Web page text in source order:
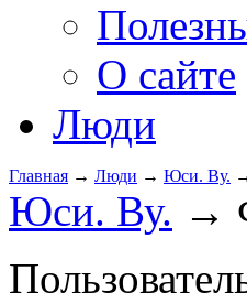
О сайте
Люди
Главная → Люди → Юси. Ву.
Юси. Ву. →